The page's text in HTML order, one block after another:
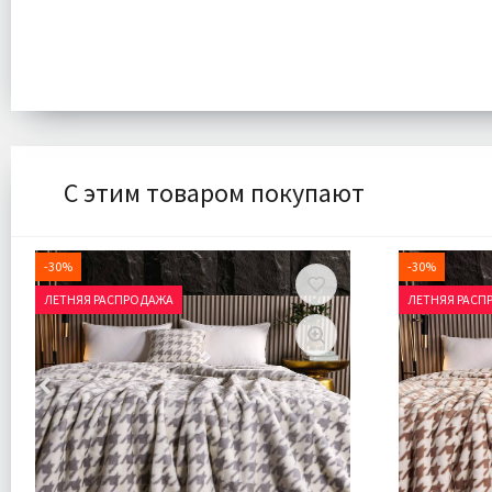
С этим товаром покупают
-30%
ЛЕТНЯЯ РАСПРОДАЖА
-30%
ЛЕТНЯЯ